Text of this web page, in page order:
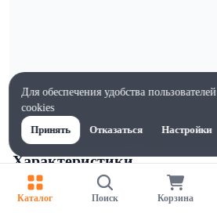
Характеристики
Ширина, мм
1Каталог Поиск Корзина
Для обеспечения удобства
cookies
Принять
Отказаться Настройки